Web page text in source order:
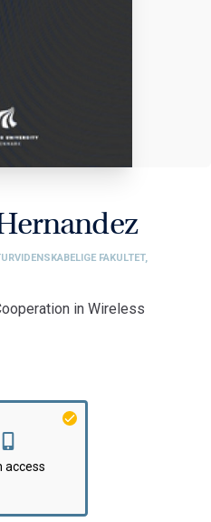
FAKULTET,
in Wireless
Fakultet
access